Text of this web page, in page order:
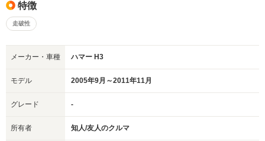
特徴
走破性
メーカー・車種 ハマー H3
モデル 2005年9月～2011年11月
グレード -
所有者 知人/友人のクルマ